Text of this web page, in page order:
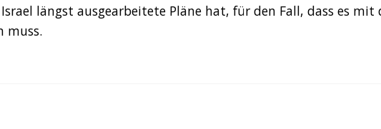
längst ausgearbeitete Pläne hat, für den Fall, dass es mit
muss.